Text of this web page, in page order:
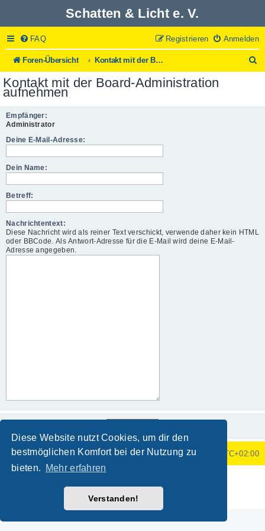
Diese Website nutzt Cookies, um dir den
bestmöglichen Komfort bei der Nutzung zu
bieten.
Mehr erfahren
Verstanden!
Schatten & Licht e. V.
FAQ Anmelden
Registrieren
Foren-Übersicht Kontakt mit der Board-Administration aufnehmen
u
Kontakt mit der Board-Administration
aufnehmen
Empfänger:
Administrator
Deine E-Mail-Adresse:
Dein Name:
Betreff:
Nachrichtentext:
Diese Nachricht wird als reiner Text verschickt, verwende daher kein HTML
oder BBCode. Als Antwort-Adresse für die E-Mail wird deine E-Mail-
Adresse angegeben.
Foren-Übersicht Alle Zeiten sind UTC+02:00
Deutsche Übersetzung durchphpBB.de
Datenschutz|Nutzungsbedingungen